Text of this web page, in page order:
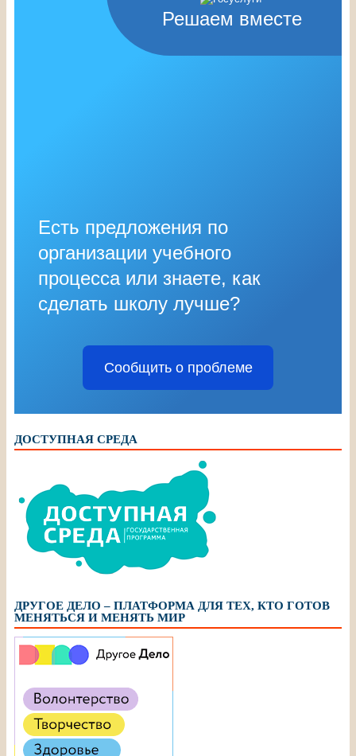
Решаем вместе
Есть предложения по
организации учебного
процесса или знаете, как
сделать школу лучше?
Сообщить о проблеме
ДОСТУПНАЯ СРЕДА
ДРУГОЕ ДЕЛО – ПЛАТФОРМА ДЛЯ ТЕХ, КТО ГОТОВ
МЕНЯТЬСЯ И МЕНЯТЬ МИР